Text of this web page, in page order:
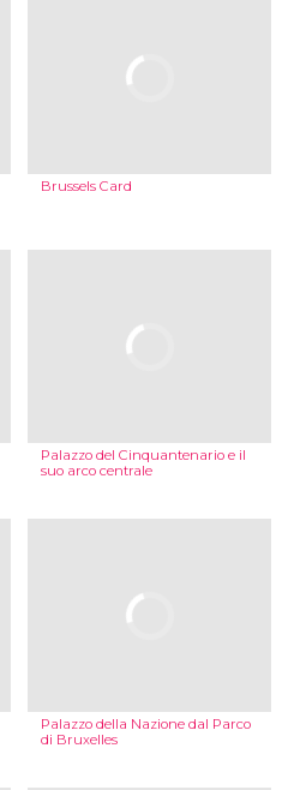
Brussels Card
Palazzo del Cinquantenario e il
suo arco centrale
Palazzo della Nazione dal Parco
di Bruxelles